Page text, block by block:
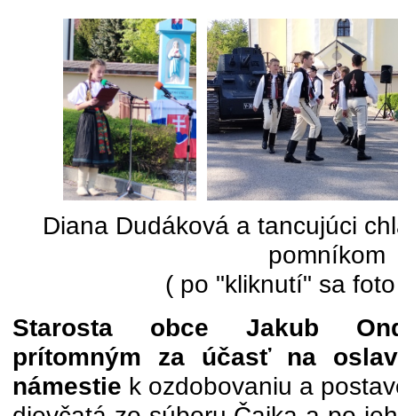
Diana Dudáková a tancujúci
pomníkom
( po "kliknutí" sa
Starosta obce Jakub
prítomným za účasť na
námestie k ozdobovaniu a